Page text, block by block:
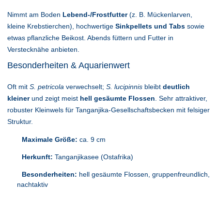
Nimmt am Boden Lebend-/Frostfutter(z. B. Mückenlarven,
kleine Krebstierchen), hochwertige Sinkpellets und Tabs sowie
etwas pflanzliche Beikost. Abends füttern und Futter in
Verstecknähe anbieten.
Besonderheiten & Aquarienwert
Oft mit S. petricola verwechselt; S. lucipinnis bleibt deutlich
kleinerund zeigt meist hell gesäumte Flossen . Sehr attraktiver,
robuster Kleinwels für Tanganjika-Gesellschaftsbecken mit felsiger
Struktur.
Maximale Größe: ca. 9 cm
Herkunft: Tanganjikasee (Ostafrika)
Besonderheiten: hell gesäumte Flossen, gruppenfreundlich,
nachtaktiv